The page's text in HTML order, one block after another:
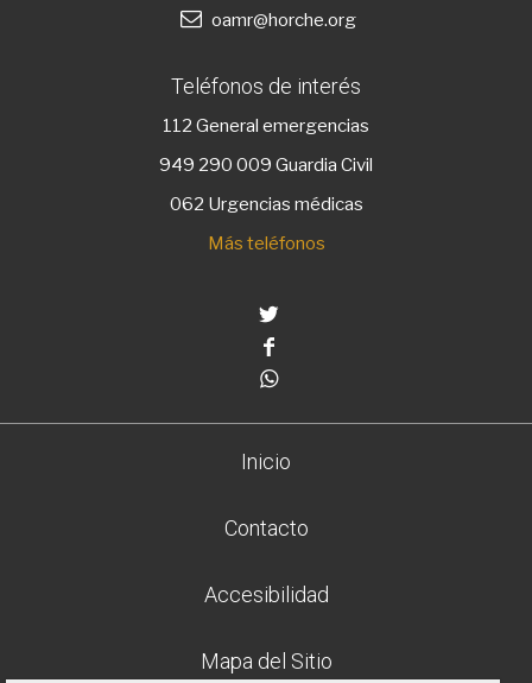
oamr@horche.org
Teléfonos de interés
112 General emergencias
949 290 009 Guardia Civil
062 Urgencias médicas
Más teléfonos
Inicio
Contacto
Accesibilidad
Mapa del Sitio